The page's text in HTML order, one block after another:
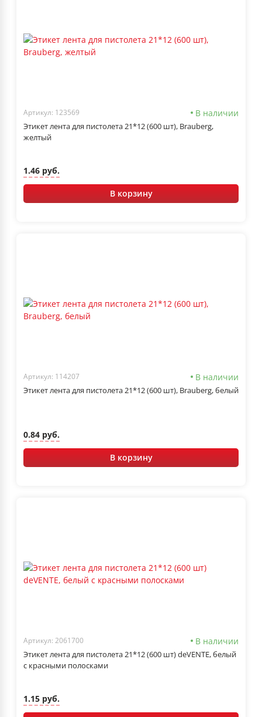
Артикул: 123569 В наличии
Этикет лента для пистолета 21*12 (600 шт), Brauberg,
желтый
1.46 руб.
В корзину
Артикул: 114207 В наличии
Этикет лента для пистолета 21*12 (600 шт), Brauberg, белый
0.84 руб.
В корзину
Артикул: 2061700 В наличии
Этикет лента для пистолета 21*12 (600 шт) deVENTE, белый
с красными полосками
1.15 руб.